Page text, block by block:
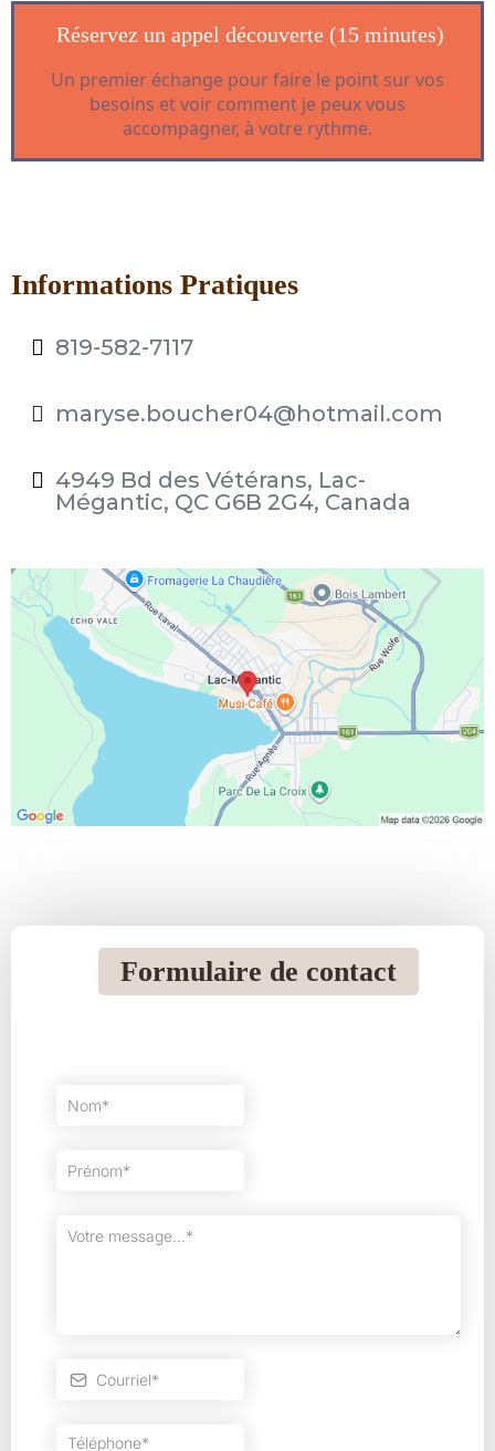
Réservez un appel découverte (15 minutes)
Un premier échange pour faire le point sur vos
besoins et voir comment je peux vous
accompagner, à votre rythme.
Informations Pratiques
819-582-7117
maryse.boucher04@hotmail.com
4949 Bd des Vétérans, Lac-
Mégantic, QC G6B 2G4, Canada
Formulaire de contact